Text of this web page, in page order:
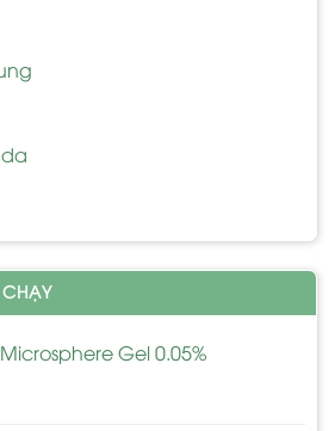
Gel 0.05%